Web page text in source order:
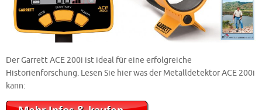
Der Garrett ACE 200i ist ideal für eine erfolgreiche
Historienforschung. Lesen Sie hier was der Metalldetektor ACE 200i
kann: